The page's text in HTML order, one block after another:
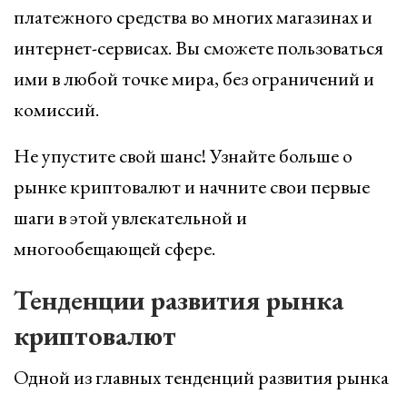
платежного средства во многих магазинах и
интернет-сервисах. Вы сможете пользоваться
ими в любой точке мира, без ограничений и
комиссий.
Не упустите свой шанс! Узнайте больше о
рынке криптовалют и начните свои первые
шаги в этой увлекательной и
многообещающей сфере.
Тенденции развития рынка
криптовалют
Одной из главных тенденций развития рынка